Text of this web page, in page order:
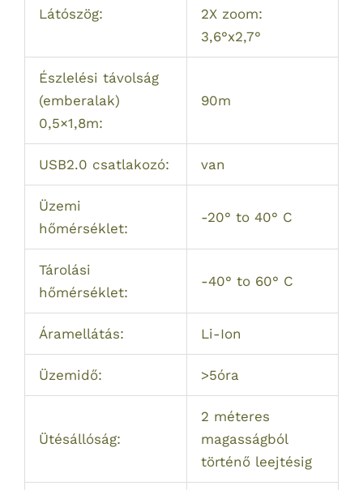
Látószög:
2X zoom:
3,6°x2,7°
Észlelési távolság
(emberalak)
0,5×1,8m:
90m
USB2.0 csatlakozó: van
Üzemi
hőmérséklet:
-20° to 40° C
Tárolási
hőmérséklet:
-40° to 60° C
Áramellátás: Li-Ion
Üzemidő: >5óra
Ütésállóság:
2 méteres
magasságból
történő leejtésig